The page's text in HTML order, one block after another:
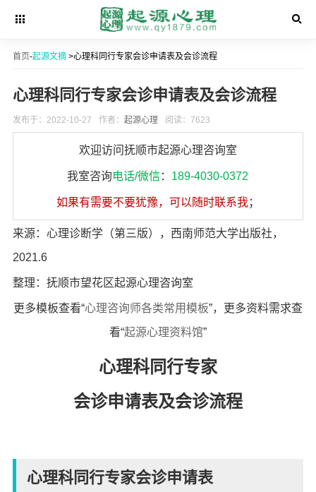
首页-起源文摘 >心理科同行专家会诊申请表及会诊流程
心理科同行专家会诊申请表及会诊流程
发布于：2022-10-27 作者： 起源心理 阅读：7623
欢迎访问抚顺市起源心理咨询室
我室咨询电话/微信： 189-4030-0372
如果有需要不要犹豫，可以随时联系我；
来源：心理诊断学（第三版），西南师范大学出版社，
2021.6
整理：抚顺市望花区起源心理咨询室
更多模板查看“心理咨询师各类常用模板”，更多资料需求查
看“起源心理资料馆”
心理科同行专家
会诊申请表及会诊流程
心理科同行专家会诊申请表